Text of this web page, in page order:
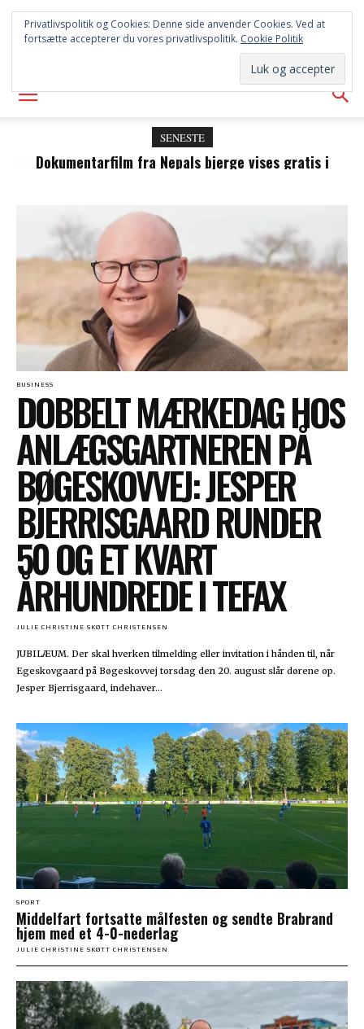
SYD
AVISEN
SENESTE
Dokumentarfilm fra Nepals bjerge vises gratis i
Panorama under Klimafolkemødet
BUSINESS
DOBBELT MÆRKEDAG HOS
ANLÆGSGARTNEREN PÅ
BØGESKOVVEJ: JESPER
BJERRISGAARD RUNDER
50 OG ET KVART
ÅRHUNDREDE I TEFAX
JULIE CHRISTINE SKØTT CHRISTENSEN
JUBILÆUM. Der skal hverken tilmelding eller invitation i hånden til, når
Egeskovgaard på Bøgeskovvej torsdag den 20. august slår dørene op.
Jesper Bjerrisgaard, indehaver...
SPORT
Middelfart fortsatte målfesten og sendte Brabrand
hjem med et 4-0-nederlag
JULIE CHRISTINE SKØTT CHRISTENSEN
Privatlivspolitik og Cookies: Denne side anvender Cookies. Ved at
fortsætte accepterer du vores privatlivspolitik. Cookie Politik